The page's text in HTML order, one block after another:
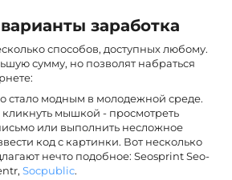
заработка
способов, доступных любому.
сумму, но позволят набраться
стало модным в молодежной среде.
мышкой - просмотреть
или выполнить несложное
код с картинки. Вот несколько
нечто подобное: Seosprint Seo-
Socpublic.